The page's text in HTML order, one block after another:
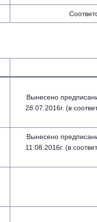
Вынесено
28.07.2016г. (в
Вынесено
11.08.2016г. (в